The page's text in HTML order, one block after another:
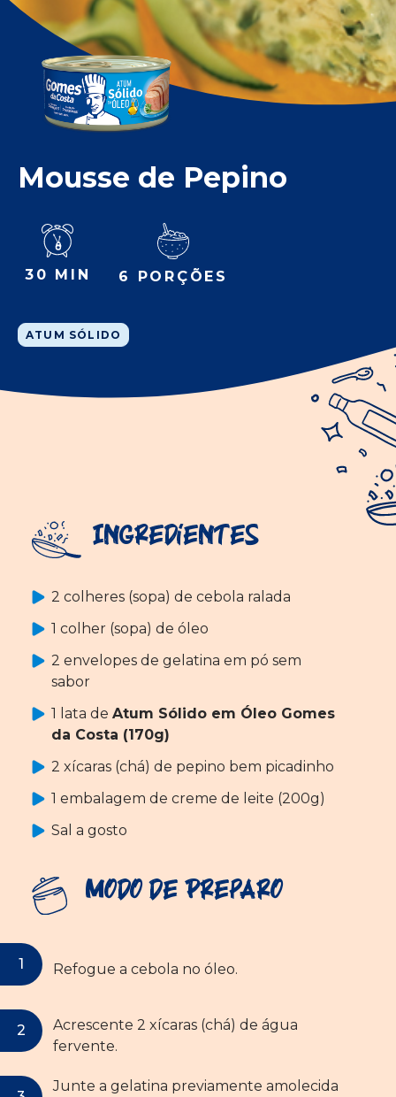
Mousse de Pepino
30 MIN 6 PORÇÕES
ATUM SÓLIDO
Ingredientes
2 colheres (sopa) de cebola ralada
1 colher (sopa) de óleo
2 envelopes de gelatina em pó sem
sabor
1 lata de Atum Sólido em Óleo Gomes
da Costa (170g)
2 xícaras (chá) de pepino bem picadinho
1 embalagem de creme de leite (200g)
Sal a gosto
Modo de Preparo
Refogue a cebola no óleo.
Acrescente 2 xícaras (chá) de água
fervente.
Junte a gelatina previamente amolecida